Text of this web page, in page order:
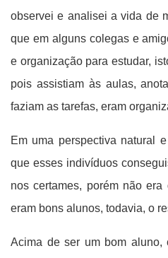
observei e analisei a vida de
que em alguns colegas e
e organização para estudar,
pois assistiam às aulas,
faziam as tarefas, eram
Em uma perspectiva natural
que esses indivíduos
nos certames, porém não
eram bons alunos, todavia, o
Acima de ser um bom aluno,